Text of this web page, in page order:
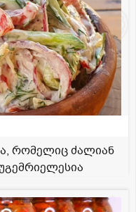
რომელიც ძალიან